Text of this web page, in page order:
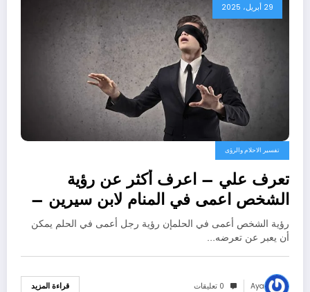
29 أبريل، 2025
تفسير الاحلام والرؤى
تعرف علي – اعرف أكثر عن رؤية
الشخص اعمى في المنام لابن سيرين –
بالتفصيل
رؤية الشخص أعمى في الحلمإن رؤية رجل أعمى في الحلم يمكن
أن يعبر عن تعرضه…
Aya 0 تعليقات قراءة المزيد